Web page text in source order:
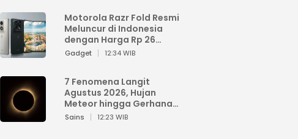
Motorola Razr Fold Resmi
Meluncur di Indonesia
dengan Harga Rp 26
Jutaan
Gadget 12:34 WIB
7 Fenomena Langit
Agustus 2026, Hujan
Meteor hingga Gerhana
Matahari
Sains 12:23 WIB